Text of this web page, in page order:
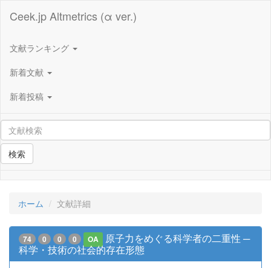
Ceek.jp Altmetrics (α ver.)
文献ランキング
新着文献
新着投稿
検索
ホーム 文献詳細
74 0 0 0 OA
原子力をめぐる科学者の二重性 ─
科学・技術の社会的存在形態